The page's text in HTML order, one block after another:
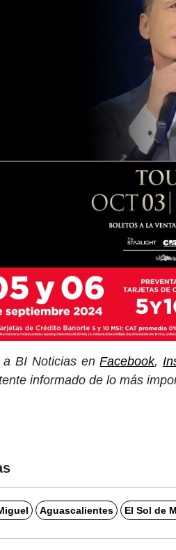
a BI Noticias enFacebook,
informado de lo más
Aguascalientes El Sol de